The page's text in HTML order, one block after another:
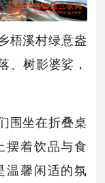
梧溪村绿意盎
、树影婆娑，
围坐在折叠桌
摆着饮品与食
温馨闲适的氛